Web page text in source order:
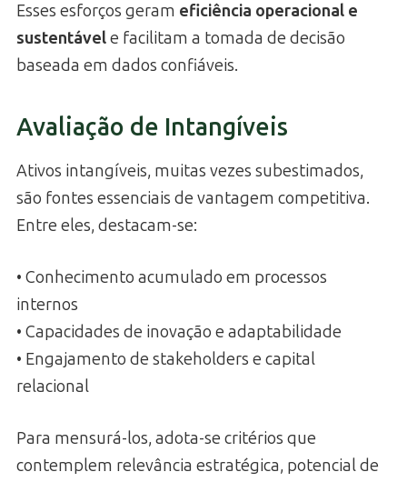
Esses esforços geram eficiência operacional e
sustentávele facilitam a tomada de decisão
baseada em dados confiáveis.
Avaliação de Intangíveis
Ativos intangíveis, muitas vezes subestimados,
são fontes essenciais de vantagem competitiva.
Entre eles, destacam-se:
• Conhecimento acumulado em processos
internos
• Capacidades de inovação e adaptabilidade
• Engajamento de stakeholders e capital
relacional
Para mensurá-los, adota-se critérios que
contemplem relevância estratégica, potencial de